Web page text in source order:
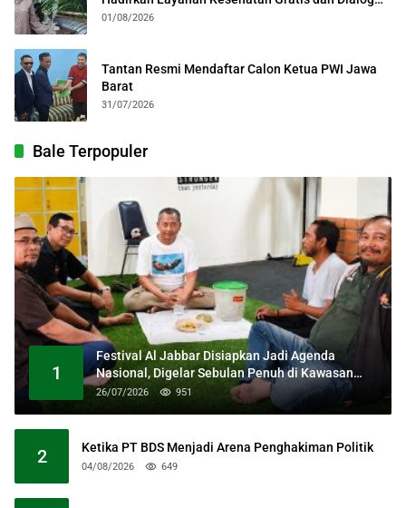
Kebangsaan
01/08/2026
Tantan Resmi Mendaftar Calon Ketua PWI Jawa
Barat
31/07/2026
Bale Terpopuler
1
Festival Al Jabbar Disiapkan Jadi Agenda
Nasional, Digelar Sebulan Penuh di Kawasan
Masjid Raya Al Jabbar
26/07/2026 951
2 Ketika PT BDS Menjadi Arena Penghakiman Politik
04/08/2026 649